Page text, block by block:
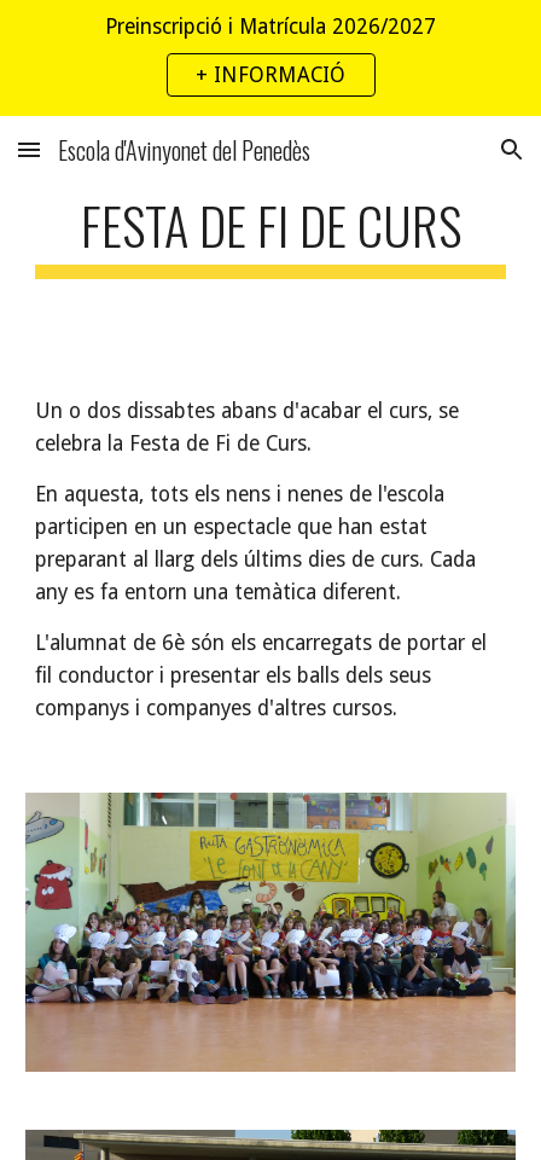
Skip to main content
Preinscripció i Matrícula 2026/2027
+ INFORMACIÓ
Escola d'Avinyonet del Penedès
FESTA DE FI DE CURS
Un o dos dissabtes abans d'acabar el curs, se
celebra la Festa de Fi de Curs.
En aquesta, tots els nens i nenes de l'escola
participen en un espectacle que han estat
preparant al llarg dels últims dies de curs. Cada
any es fa entorn una temàtica diferent.
L'alumnat de 6è són els encarregats de portar el
fil conductor i presentar els balls dels seus
companys i companyes d'altres cursos.